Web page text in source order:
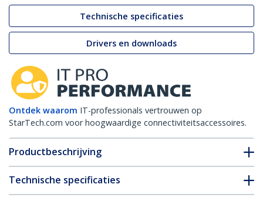
Technische specificaties
Drivers en downloads
Ontdek waarom IT-professionals vertrouwen op
StarTech.com voor hoogwaardige connectiviteitsaccessoires.
Productbeschrijving
Technische specificaties